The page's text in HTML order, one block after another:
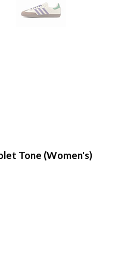
Tone (Women's)